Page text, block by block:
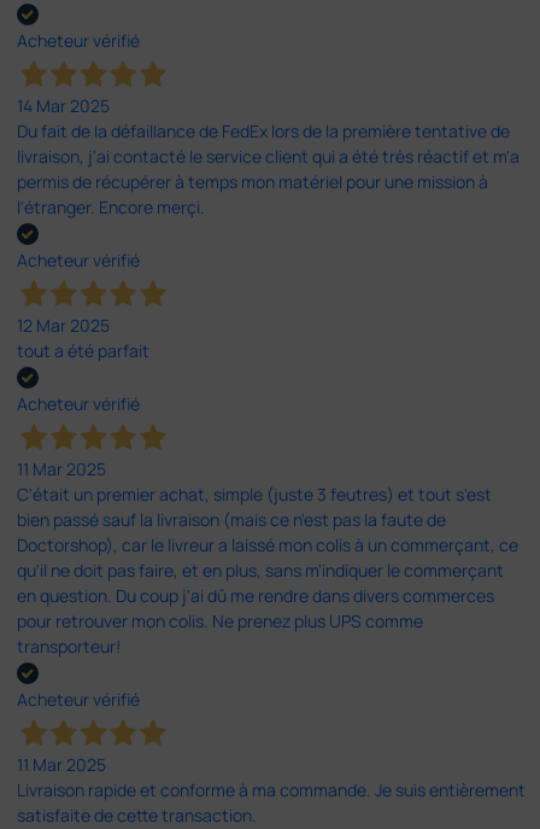
Acheteur vérifié
14 Mar 2025
Du fait de la défaillance de FedEx lors de la première tentative de
livraison, j'ai contacté le service client qui a été très réactif et m'a
permis de récupérer à temps mon matériel pour une mission à
l'étranger. Encore merçi.
Acheteur vérifié
12 Mar 2025
tout a été parfait
Acheteur vérifié
11 Mar 2025
C'était un premier achat, simple (juste 3 feutres) et tout s'est
bien passé sauf la livraison (mais ce n'est pas la faute de
Doctorshop), car le livreur a laissé mon colis à un commerçant, ce
qu'il ne doit pas faire, et en plus, sans m'indiquer le commerçant
en question. Du coup j'ai dû me rendre dans divers commerces
pour retrouver mon colis. Ne prenez plus UPS comme
transporteur!
Acheteur vérifié
11 Mar 2025
Livraison rapide et conforme à ma commande. Je suis entièrement
satisfaite de cette transaction.